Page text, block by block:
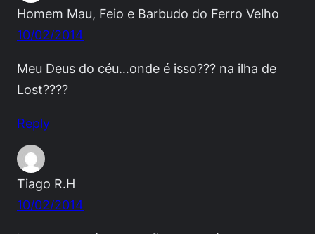
Homem Mau, Feio e Barbudo do Ferro Velho
10/02/2014
Meu Deus do céu…onde é isso??? na ilha de
Lost????
Reply
Tiago R.H
10/02/2014